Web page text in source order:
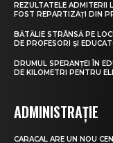
REZULTATELE ADMITERII
FOST REPARTIZAȚI DIN
BĂTĂLIE STRÂNSĂ PE
DE PROFESORI ȘI
DRUMUL SPERANȚEI ÎN
DE KILOMETRI PENTRU
ADMINISTRAȚIE
CARACAL ARE UN NOU